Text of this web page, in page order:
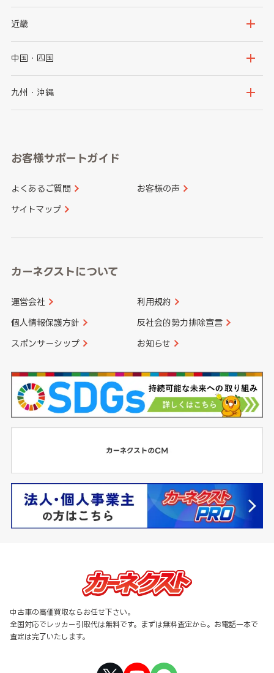
秋田県
群馬県
千葉県
新潟県
石川県
山梨県
愛知県
近畿
大阪府
京都府
和歌山県
中国・四国
鳥取県
山口県
香川県 愛媛県
九州・沖縄
長崎県
大分県 宮崎県
お客様サポートガイド
よくあるご質問 お客様の声
サイトマップ
カーネクストについて
運営会社 利用規約
個人情報保護方針 反社会的勢力排除宣言
スポンサーシップ お知らせ
中古車の高価買取ならお任せ下さい。
全国対応でレッカー引取代は無料です。まずは無料査定から。お電話一本で
査定は完了いたします。